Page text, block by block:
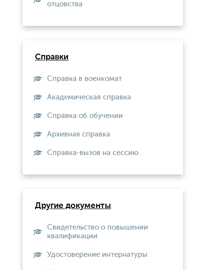
отцовства
Справки
Справка в военкомат
Академическая справка
Справка об обучении
Архивная справка
Справка-вызов на сессию
Другие документы
Свидетельство о повышении
квалификации
Удостоверение интернатуры